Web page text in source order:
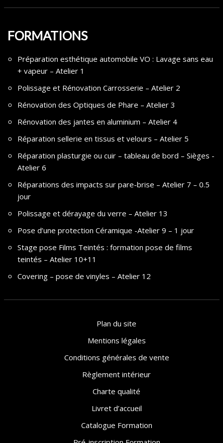
FORMATIONS
Préparation esthétique automobile VO : Lavage sans eau
+ vapeur – Atelier 1
Polissage et Rénovation Carrosserie – Atelier 2
Rénovation des Optiques de Phare – Atelier 3
Rénovation des jantes en aluminium – Atelier 4
Réparation sellerie en tissus et velours – Atelier 5
Réparation plasturgie ou cuir – tableau de bord – Sièges -
Atelier 6
Réparations des impacts sur pare-brise – Atelier 7 – 0.5
jour
Polissage et dérayage du verre – Atelier 13
Pose d’une protection Céramique -Atelier 9 – 1 jour
Stage pose Films Teintés : formation pose de films
teintés – Atelier 10+11
Covering – pose de vinyles – Atelier 12
Plan du site
Mentions légales
Conditions générales de vente
Règlement intérieur
Charte qualité
Livret d’accueil
Catalogue Formation